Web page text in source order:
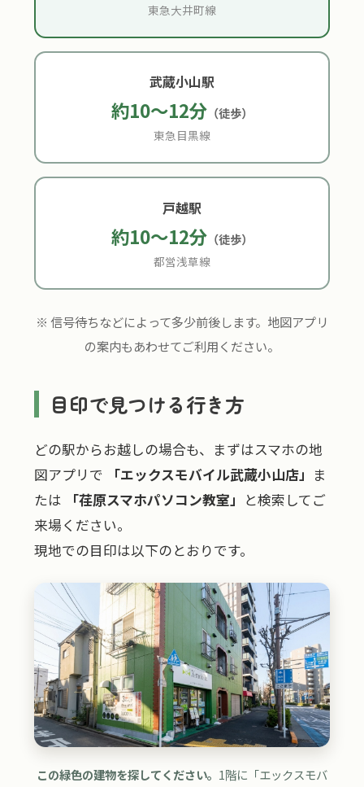
東急大井町線
武蔵小山駅
約10〜12分 （徒歩）
東急目黒線
戸越駅
約10〜12分 （徒歩）
都営浅草線
※ 信号待ちなどによって多少前後します。地図アプリ
の案内もあわせてご利用ください。
目印で見つける行き方
どの駅からお越しの場合も、まずはスマホの地
図アプリで
「エックスモバイル武蔵小山店」 ま
たは
「荏原スマホパソコン教室」 と検索してご
来場ください。
現地での目印は以下のとおりです。
この緑色の建物を探してください。 1階に「エックスモバ